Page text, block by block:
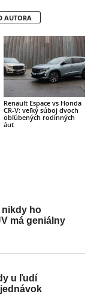
AUTORA
Renault Espace vs Honda
CR-V: veľký súboj dvoch
obľúbených rodinných
áut